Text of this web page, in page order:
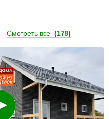
Смотреть все (178)